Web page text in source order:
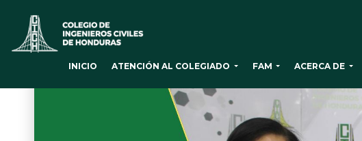
INICIO ATENCIÓN AL COLEGIADO FAM ACERCA DE